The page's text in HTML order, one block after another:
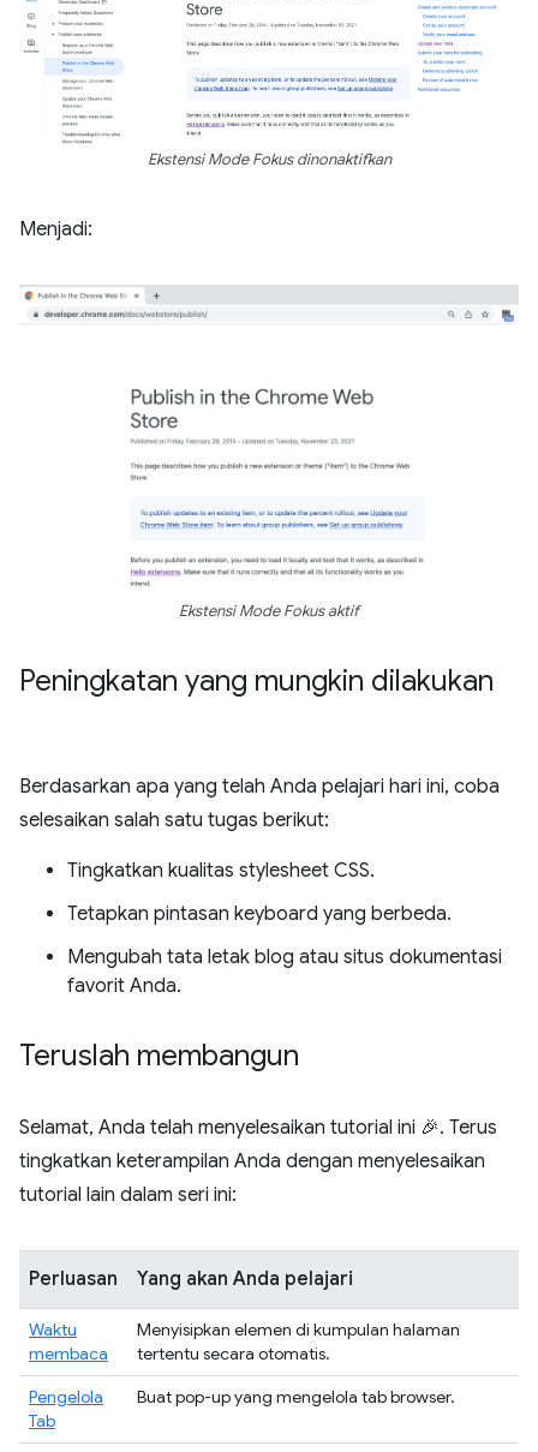
Ekstensi Mode Fokus dinonaktifkan
Menjadi:
Ekstensi Mode Fokus aktif
Peningkatan yang mungkin dilakukan
Berdasarkan apa yang telah Anda pelajari hari ini, coba
selesaikan salah satu tugas berikut:
Tingkatkan kualitas stylesheet CSS.
Tetapkan pintasan keyboard yang berbeda.
Mengubah tata letak blog atau situs dokumentasi
favorit Anda.
Teruslah membangun
Selamat, Anda telah menyelesaikan tutorial ini 🎉. Terus
tingkatkan keterampilan Anda dengan menyelesaikan
tutorial lain dalam seri ini:
Perluasan Yang akan Anda pelajari
Waktu
membaca
Menyisipkan elemen di kumpulan halaman
tertentu secara otomatis.
Pengelola
Tab
Buat pop-up yang mengelola tab browser.